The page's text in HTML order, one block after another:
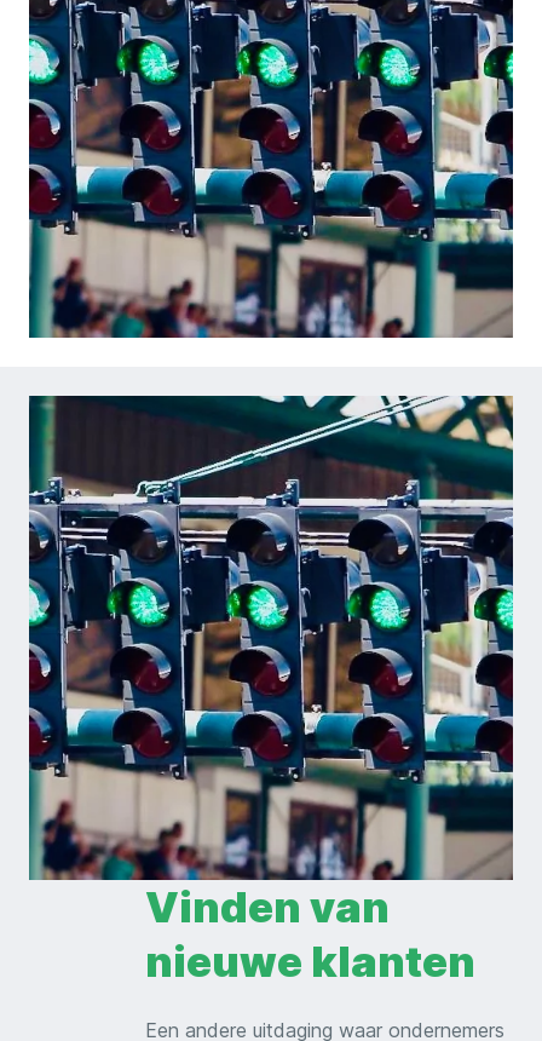
Vinden van
nieuwe klanten
Een andere uitdaging waar ondernemers